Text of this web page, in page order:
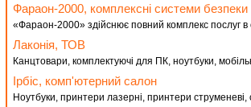
Фараон-2000, комплексні системи безпеки
«Фараон-2000» здійснює повний комплекс послуг в
Лаконія, ТОВ
Канцтовари, комплектуючі для ПК, ноутбуки,
Ірбіс, комп'ютерний салон
Ноутбуки, принтери лазерні, принтери